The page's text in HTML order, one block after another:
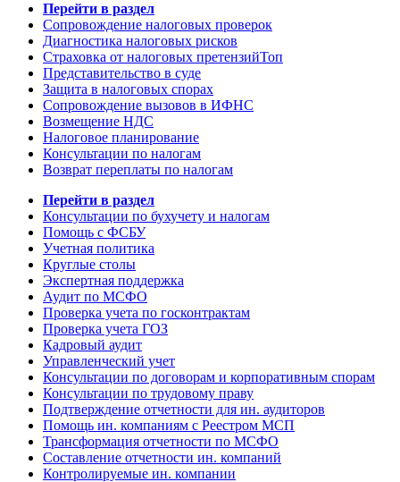
Перейти в раздел
Сопровождение налоговых проверок
Диагностика налоговых рисков
Страховка от налоговых претензийТоп
Представительство в суде
Защита в налоговых спорах
Сопровождение вызовов в ИФНС
Возмещение НДС
Налоговое планирование
Консультации по налогам
Возврат переплаты по налогам
Перейти в раздел
Консультации по бухучету и налогам
Помощь с ФСБУ
Учетная политика
Круглые столы
Экспертная поддержка
Аудит по МСФО
Проверка учета по госконтрактам
Проверка учета ГОЗ
Кадровый аудит
Управленческий учет
Консультации по договорам и корпоративным спорам
Консультации по трудовому праву
Подтверждение отчетности для ин. аудиторов
Помощь ин. компаниям с Реестром МСП
Трансформация отчетности по МСФО
Составление отчетности ин. компаний
Контролируемые ин. компании